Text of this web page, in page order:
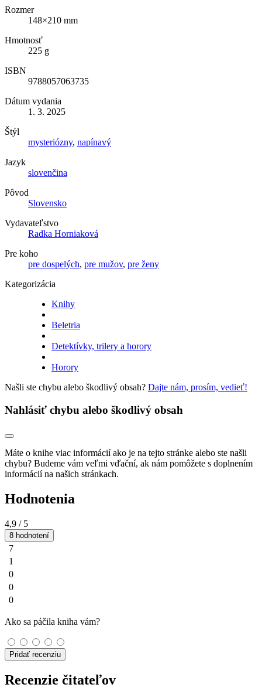
Rozmer
148×210 mm
Hmotnosť
225 g
ISBN
9788057063735
Dátum vydania
1. 3. 2025
Štýl
mysteriózny, napínavý
Jazyk
slovenčina
Pôvod
Slovensko
Vydavateľstvo
Radka Horniaková
Pre koho
pre dospelých, pre mužov, pre ženy
Kategorizácia
Knihy
Beletria
Detektívky, trilery a horory
Horory
Našli ste chybu alebo škodlivý obsah? Dajte nám, prosím, vedieť!
Nahlásiť chybu alebo škodlivý obsah
Máte o knihe viac informácií ako je na tejto stránke alebo ste našli
chybu? Budeme vám veľmi vďační, ak nám pomôžete s doplnením
informácií na našich stránkach.
Hodnotenia
4,9 / 5
8 hodnotení
7
1
0
0
0
Ako sa páčila kniha vám?
Pridať recenziu
Recenzie čitateľov